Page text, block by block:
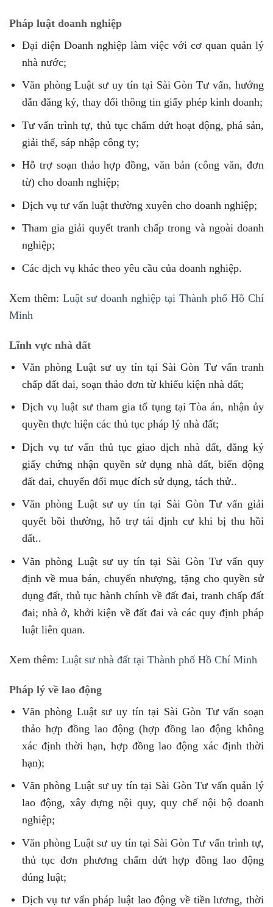
Pháp luật doanh nghiệp
Đại diện Doanh nghiệp làm việc với cơ quan quản lý
nhà nước;
Văn phòng Luật sư uy tín tại Sài Gòn Tư vấn, hướng
dẫn đăng ký, thay đổi thông tin giấy phép kinh doanh;
Tư vấn trình tự, thủ tục chấm dứt hoạt động, phá sản,
giải thể, sáp nhập công ty;
Hỗ trợ soạn thảo hợp đồng, văn bản (công văn, đơn
từ) cho doanh nghiệp;
Dịch vụ tư vấn luật thường xuyên cho doanh nghiệp;
Tham gia giải quyết tranh chấp trong và ngoài doanh
nghiệp;
Các dịch vụ khác theo yêu cầu của doanh nghiệp.
Xem thêm: Luật sư doanh nghiệp tại Thành phố Hồ Chí
Minh
Lĩnh vực nhà đất
Văn phòng Luật sư uy tín tại Sài Gòn Tư vấn tranh
chấp đất đai, soạn thảo đơn từ khiếu kiện nhà đất;
Dịch vụ luật sư tham gia tố tụng tại Tòa án, nhận ủy
quyền thực hiện các thủ tục pháp lý nhà đất;
Dịch vụ tư vấn thủ tục giao dịch nhà đất, đăng ký
giấy chứng nhận quyền sử dụng nhà đất, biến động
đất đai, chuyển đổi mục đích sử dụng, tách thử..
Văn phòng Luật sư uy tín tại Sài Gòn Tư vấn giải
quyết bồi thường, hỗ trợ tái định cư khi bị thu hồi
đất..
Văn phòng Luật sư uy tín tại Sài Gòn Tư vấn quy
định về mua bán, chuyển nhượng, tặng cho quyền sử
dụng đất, thủ tục hành chính về đất đai, tranh chấp đất
đai; nhà ở, khởi kiện về đất đai và các quy định pháp
luật liên quan.
Xem thêm: Luật sư nhà đất tại Thành phố Hồ Chí Minh
Pháp lý về lao động
Văn phòng Luật sư uy tín tại Sài Gòn Tư vấn soạn
thảo hợp đồng lao động (hợp đồng lao động không
xác định thời hạn, hợp đồng lao động xác định thời
hạn);
Văn phòng Luật sư uy tín tại Sài Gòn Tư vấn quản lý
lao động, xây dựng nội quy, quy chế nội bộ doanh
nghiệp;
Văn phòng Luật sư uy tín tại Sài Gòn Tư vấn trình tự,
thủ tục đơn phương chấm dứt hợp đồng lao động
đúng luật;
Dịch vụ tư vấn pháp luật lao động về tiền lương, thời